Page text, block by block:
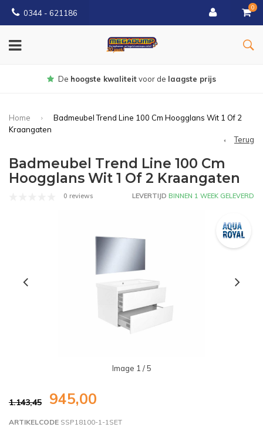
0344 - 621186
0
Gratisbezorgd vanaf € 150
Home
Badmeubel Trend Line 100 Cm Hoogglans Wit 1 Of 2
Kraangaten
Terug
Badmeubel Trend Line 100 Cm
Hoogglans Wit 1 Of 2 Kraangaten
0 reviews LEVERTIJD BINNEN 1 WEEK GELEVERD
Image 1 / 5
1.143,45 945,00
ARTIKELCODE SSP18100-1-1SET